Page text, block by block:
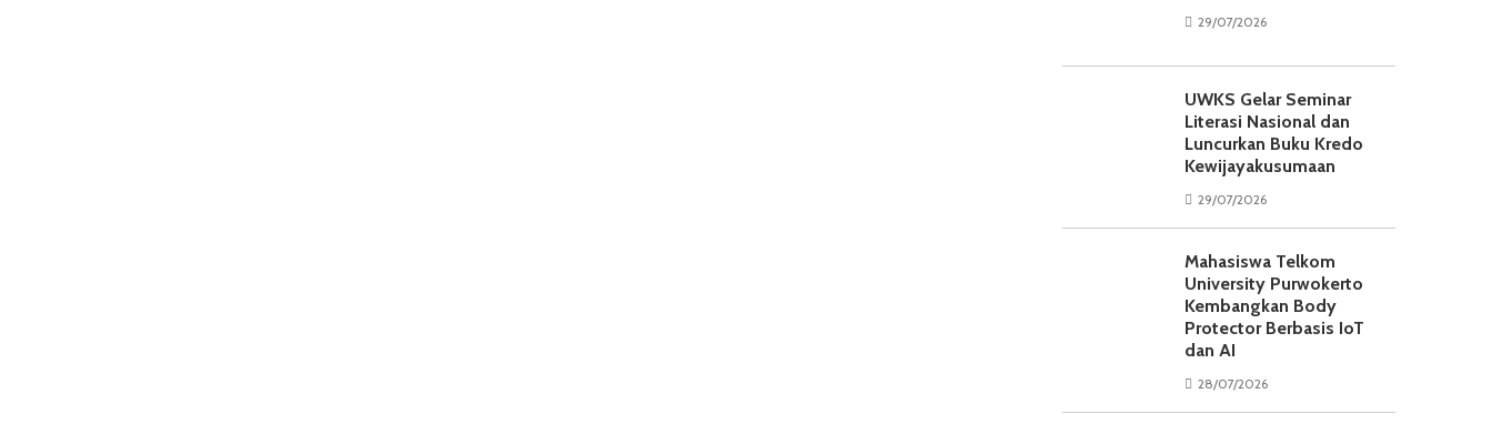
29/07/2026
UWKS Gelar Seminar
Literasi Nasional dan
Luncurkan Buku Kredo
Kewijayakusumaan
29/07/2026
Mahasiswa Telkom
University Purwokerto
Kembangkan Body
Protector Berbasis IoT
dan AI
28/07/2026